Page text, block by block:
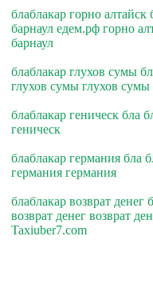
блаблакар горно алтайск
барнаул едем.рф горно
барнаул
блаблакар глухов сумы
глухов сумы глухов сумы
блаблакар геническ бла
геническ
блаблакар германия бла
германия германия
блаблакар возврат денег
возврат денег возврат
Taxiuber7.com